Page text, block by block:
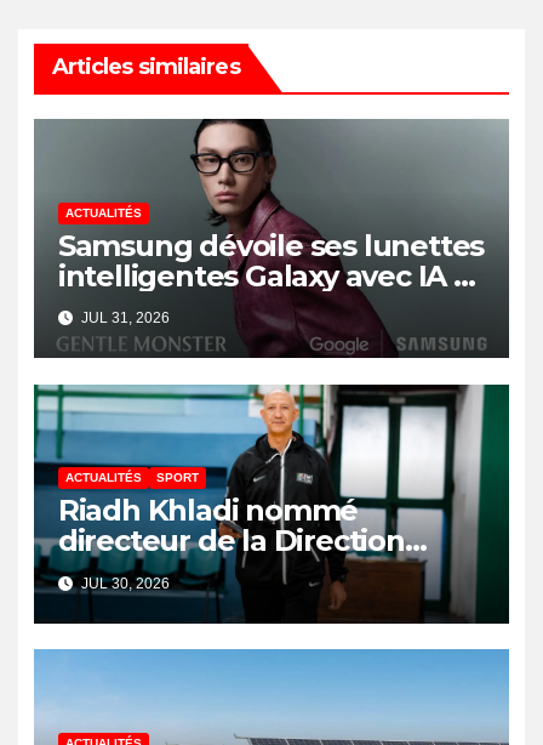
Articles similaires
ACTUALITÉS
Samsung dévoile ses lunettes
intelligentes Galaxy avec IA et
Gemini
JUL 31, 2026
ACTUALITÉS SPORT
Riadh Khladi nommé
directeur de la Direction
Nationale de l’Arbitrage
JUL 30, 2026